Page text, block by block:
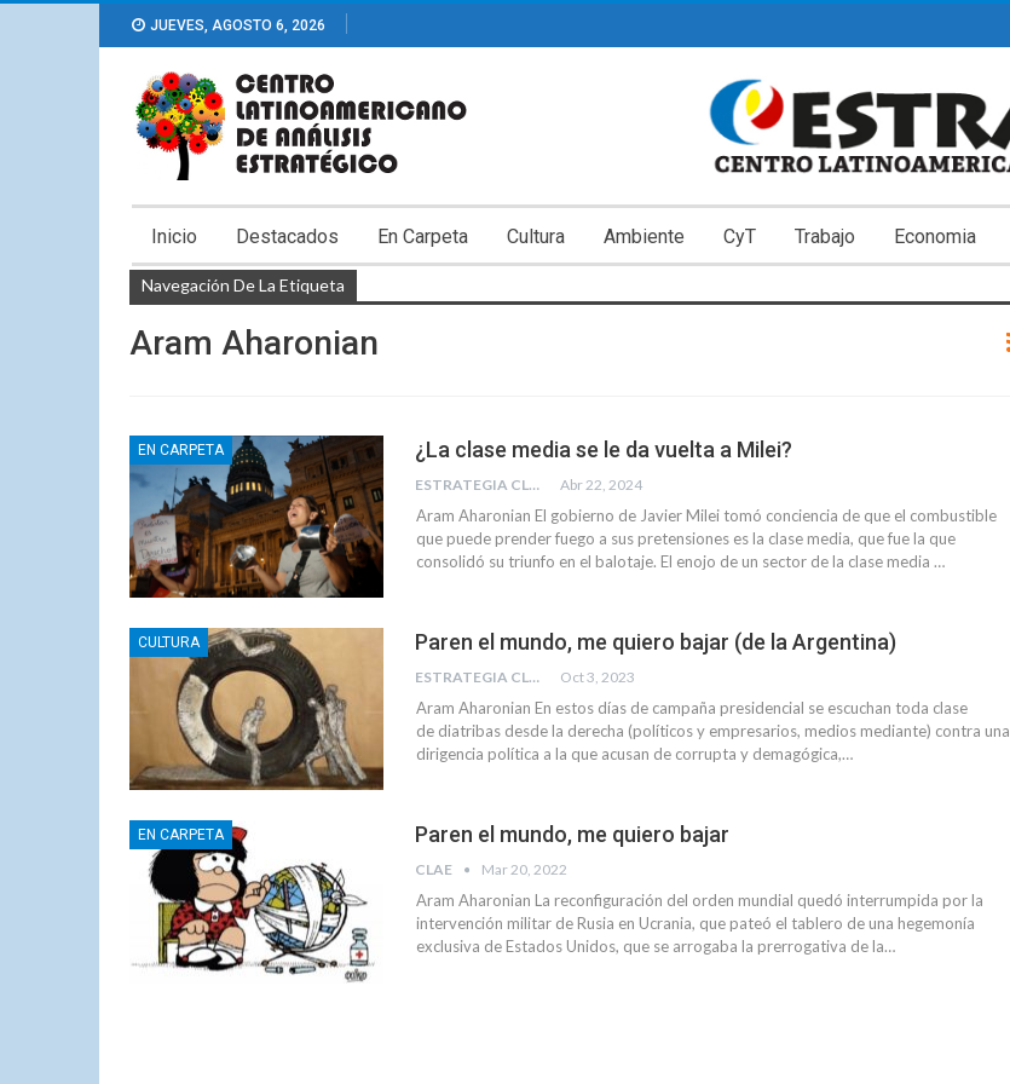
JUEVES, AGOSTO 6, 2026
Inicio Destacados En Carpeta Cultura Ambiente CyT Trabajo Economia
Navegación De La Etiqueta
Aram Aharonian
EN CARPETA ¿La clase media se le da vuelta a Milei?
ESTRATEGIA CLAE Abr 22, 2024
Aram Aharonian El gobierno de Javier Milei tomó conciencia de que el combustible
que puede prender fuego a sus pretensiones es la clase media, que fue la que
consolidó su triunfo en el balotaje. El enojo de un sector de la clase media …
CULTURA Paren el mundo, me quiero bajar (de la Argentina)
ESTRATEGIA CLAE Oct 3, 2023
Aram Aharonian En estos días de campaña presidencial se escuchan toda clase
de diatribas desde la derecha (políticos y empresarios, medios mediante) contra una
dirigencia política a la que acusan de corrupta y demagógica,…
EN CARPETA Paren el mundo, me quiero bajar
CLAE Mar 20, 2022
Aram Aharonian La reconfiguración del orden mundial quedó interrumpida por la
intervención militar de Rusia en Ucrania, que pateó el tablero de una hegemonía
exclusiva de Estados Unidos, que se arrogaba la prerrogativa de la…